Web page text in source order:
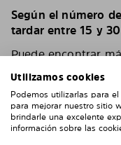
Según el número
tardar entre 15 y
Puede encontrar
Si tienes algún
montaje, no dudes
nosotros. Envíanos
Utilizamos cookies
Podemos utilizarlas para
para mejorar nuestro sitio
brindarle una excelente
información sobre las